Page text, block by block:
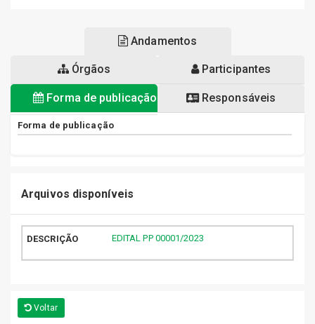
Forma de publicação Responsáveis
Órgãos Participantes
Andamentos
Forma de publicação
Arquivos disponíveis
EDITAL PP 00001/2023
Voltar